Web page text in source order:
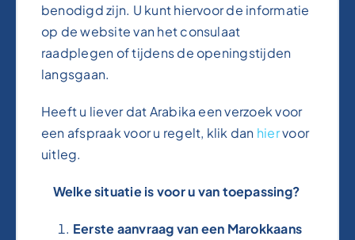
benodigd zijn. U kunt hiervoor de informatie
op de website van het consulaat
raadplegen of tijdens de openingstijden
langsgaan.
Heeft u liever dat Arabika een verzoek voor
een afspraak voor u regelt, klik dan hiervoor
uitleg.
Welke situatie is voor u van toepassing?
Eerste aanvraag van een Marokkaans